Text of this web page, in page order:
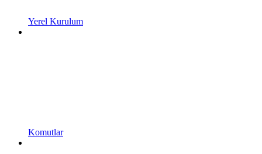
Yerel Kurulum
Komutlar